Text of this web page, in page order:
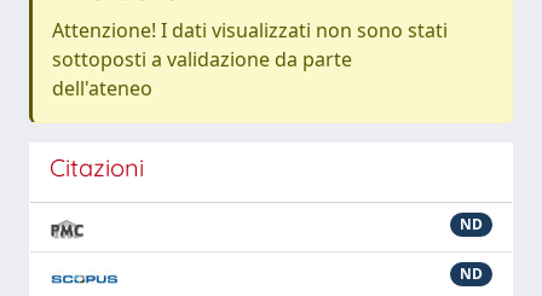
Attenzione! I dati visualizzati non sono stati
sottoposti a validazione da parte
dell'ateneo
Citazioni
ND
ND